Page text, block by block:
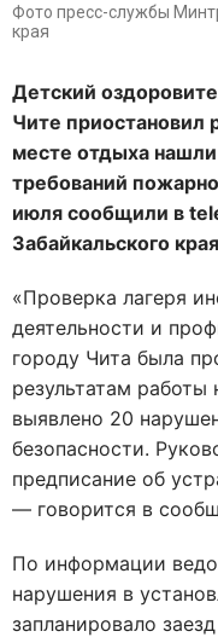
Фото пресс-службы
края
Детский
Чите приостановил
месте отдыха
требований
июля сообщили в
Забайкальского
«Проверка лагеря
деятельности и
городу Чита была
результатам
выявлено 20
безопасности.
предписание об
— говорится в
По информации
нарушения в
запланировало